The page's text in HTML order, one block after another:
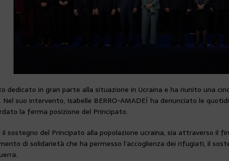
dedicato in gran parte alla situazione in Ucraina e ha riunito una
Nel suo intervento, Isabelle BERRO-AMADEÏ ha denunciato le
la ferma posizione del Principato.
sostegno del Principato alla popolazione ucraina, sia attraverso il
di solidarietà che ha permesso l’accoglienza dei rifugiati, il